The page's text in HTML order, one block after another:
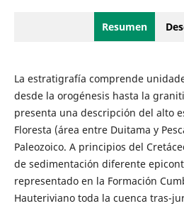
Resumen
La estratigrafía comprende
desde la orogénesis hasta la
presenta una descripción del alto
Floresta (área entre Duitama y
Paleozoico. A principios del
de sedimentación diferente
representado en la Formación
Hauteriviano toda la cuenca tras-